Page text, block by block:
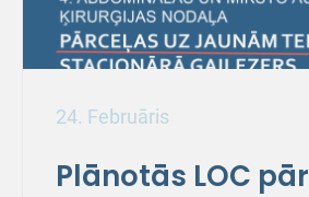
24. Februāris
Plānotās LOC